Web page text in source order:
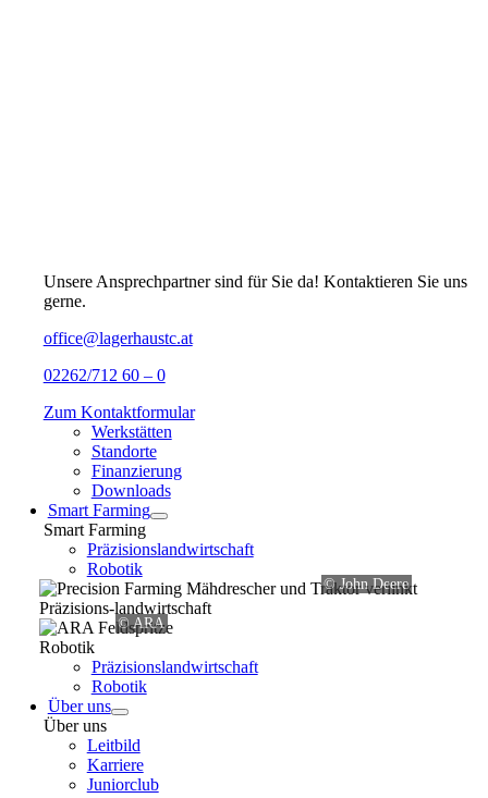
Unsere Ansprechpartner sind für Sie da! Kontaktieren Sie uns
gerne.
office@lagerhaustc.at
02262/712 60 – 0
Zum Kontaktformular
Werkstätten
Standorte
Finanzierung
Downloads
Smart Farming
Smart Farming
Präzisionslandwirtschaft
Robotik
© John Deere
Präzisions-landwirtschaft
© ARA
Robotik
Präzisionslandwirtschaft
Robotik
Über uns
Über uns
Leitbild
Karriere
Juniorclub